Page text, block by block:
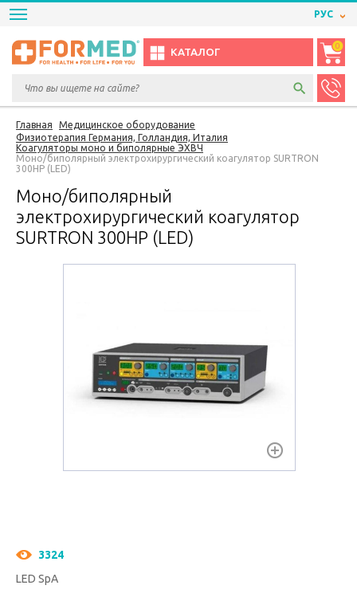
РУС
КАТАЛОГ
0
Главная
Медицинское оборудование
Физиотерапия Германия, Голландия, Италия
Коагуляторы моно и биполярные ЭХВЧ
Моно/биполярный электрохирургический коагулятор SURTRON
300HP (LED)
Моно/биполярный
электрохирургический коагулятор
SURTRON 300HP (LED)
3324
LED SpA